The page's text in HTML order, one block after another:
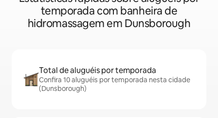
temporada com banheira de
hidromassagem em Dunsborough
Total de aluguéis por temporada
Confira 10 aluguéis por temporada nesta cidade
(Dunsborough)